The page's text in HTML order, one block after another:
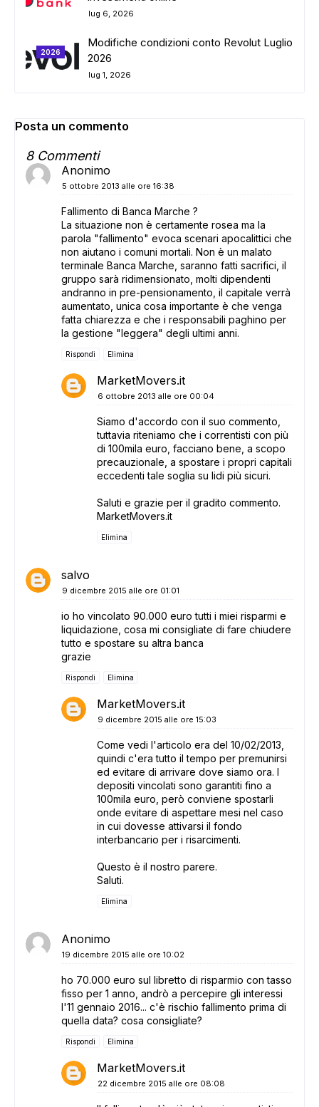
lug 6, 2026
2026
Modifiche condizioni conto Revolut Luglio
2026
lug 1, 2026
Posta un commento
8 Commenti
Anonimo
5 ottobre 2013 alle ore 16:38
Fallimento di Banca Marche ?
La situazione non è certamente rosea ma la
parola "fallimento" evoca scenari apocalittici che
non aiutano i comuni mortali. Non è un malato
terminale Banca Marche, saranno fatti sacrifici, il
gruppo sarà ridimensionato, molti dipendenti
andranno in pre-pensionamento, il capitale verrà
aumentato, unica cosa importante è che venga
fatta chiarezza e che i responsabili paghino per
la gestione "leggera" degli ultimi anni.
Rispondi Elimina
MarketMovers.it
6 ottobre 2013 alle ore 00:04
Siamo d'accordo con il suo commento,
tuttavia riteniamo che i correntisti con più
di 100mila euro, facciano bene, a scopo
precauzionale, a spostare i propri capitali
eccedenti tale soglia su lidi più sicuri.
Saluti e grazie per il gradito commento.
MarketMovers.it
Elimina
salvo
9 dicembre 2015 alle ore 01:01
io ho vincolato 90.000 euro tutti i miei risparmi e
liquidazione, cosa mi consigliate di fare chiudere
tutto e spostare su altra banca
grazie
Rispondi Elimina
MarketMovers.it
9 dicembre 2015 alle ore 15:03
Come vedi l'articolo era del 10/02/2013,
quindi c'era tutto il tempo per premunirsi
ed evitare di arrivare dove siamo ora. I
depositi vincolati sono garantiti fino a
100mila euro, però conviene spostarli
onde evitare di aspettare mesi nel caso
in cui dovesse attivarsi il fondo
interbancario per i risarcimenti.
Questo è il nostro parere.
Saluti.
Elimina
Anonimo
19 dicembre 2015 alle ore 10:02
ho 70.000 euro sul libretto di risparmio con tasso
fisso per 1 anno, andrò a percepire gli interessi
l'11 gennaio 2016... c'è rischio fallimento prima di
quella data? cosa consigliate?
Rispondi Elimina
MarketMovers.it
22 dicembre 2015 alle ore 08:08